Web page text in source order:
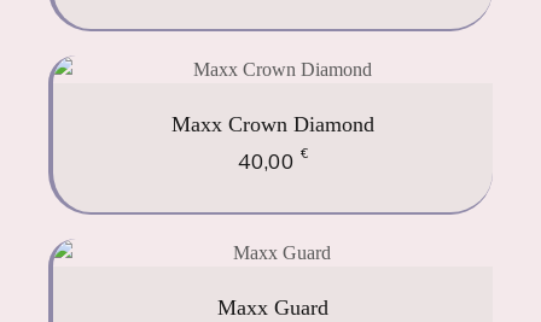
Maxx Crown Diamond
40,00 €
Maxx Guard